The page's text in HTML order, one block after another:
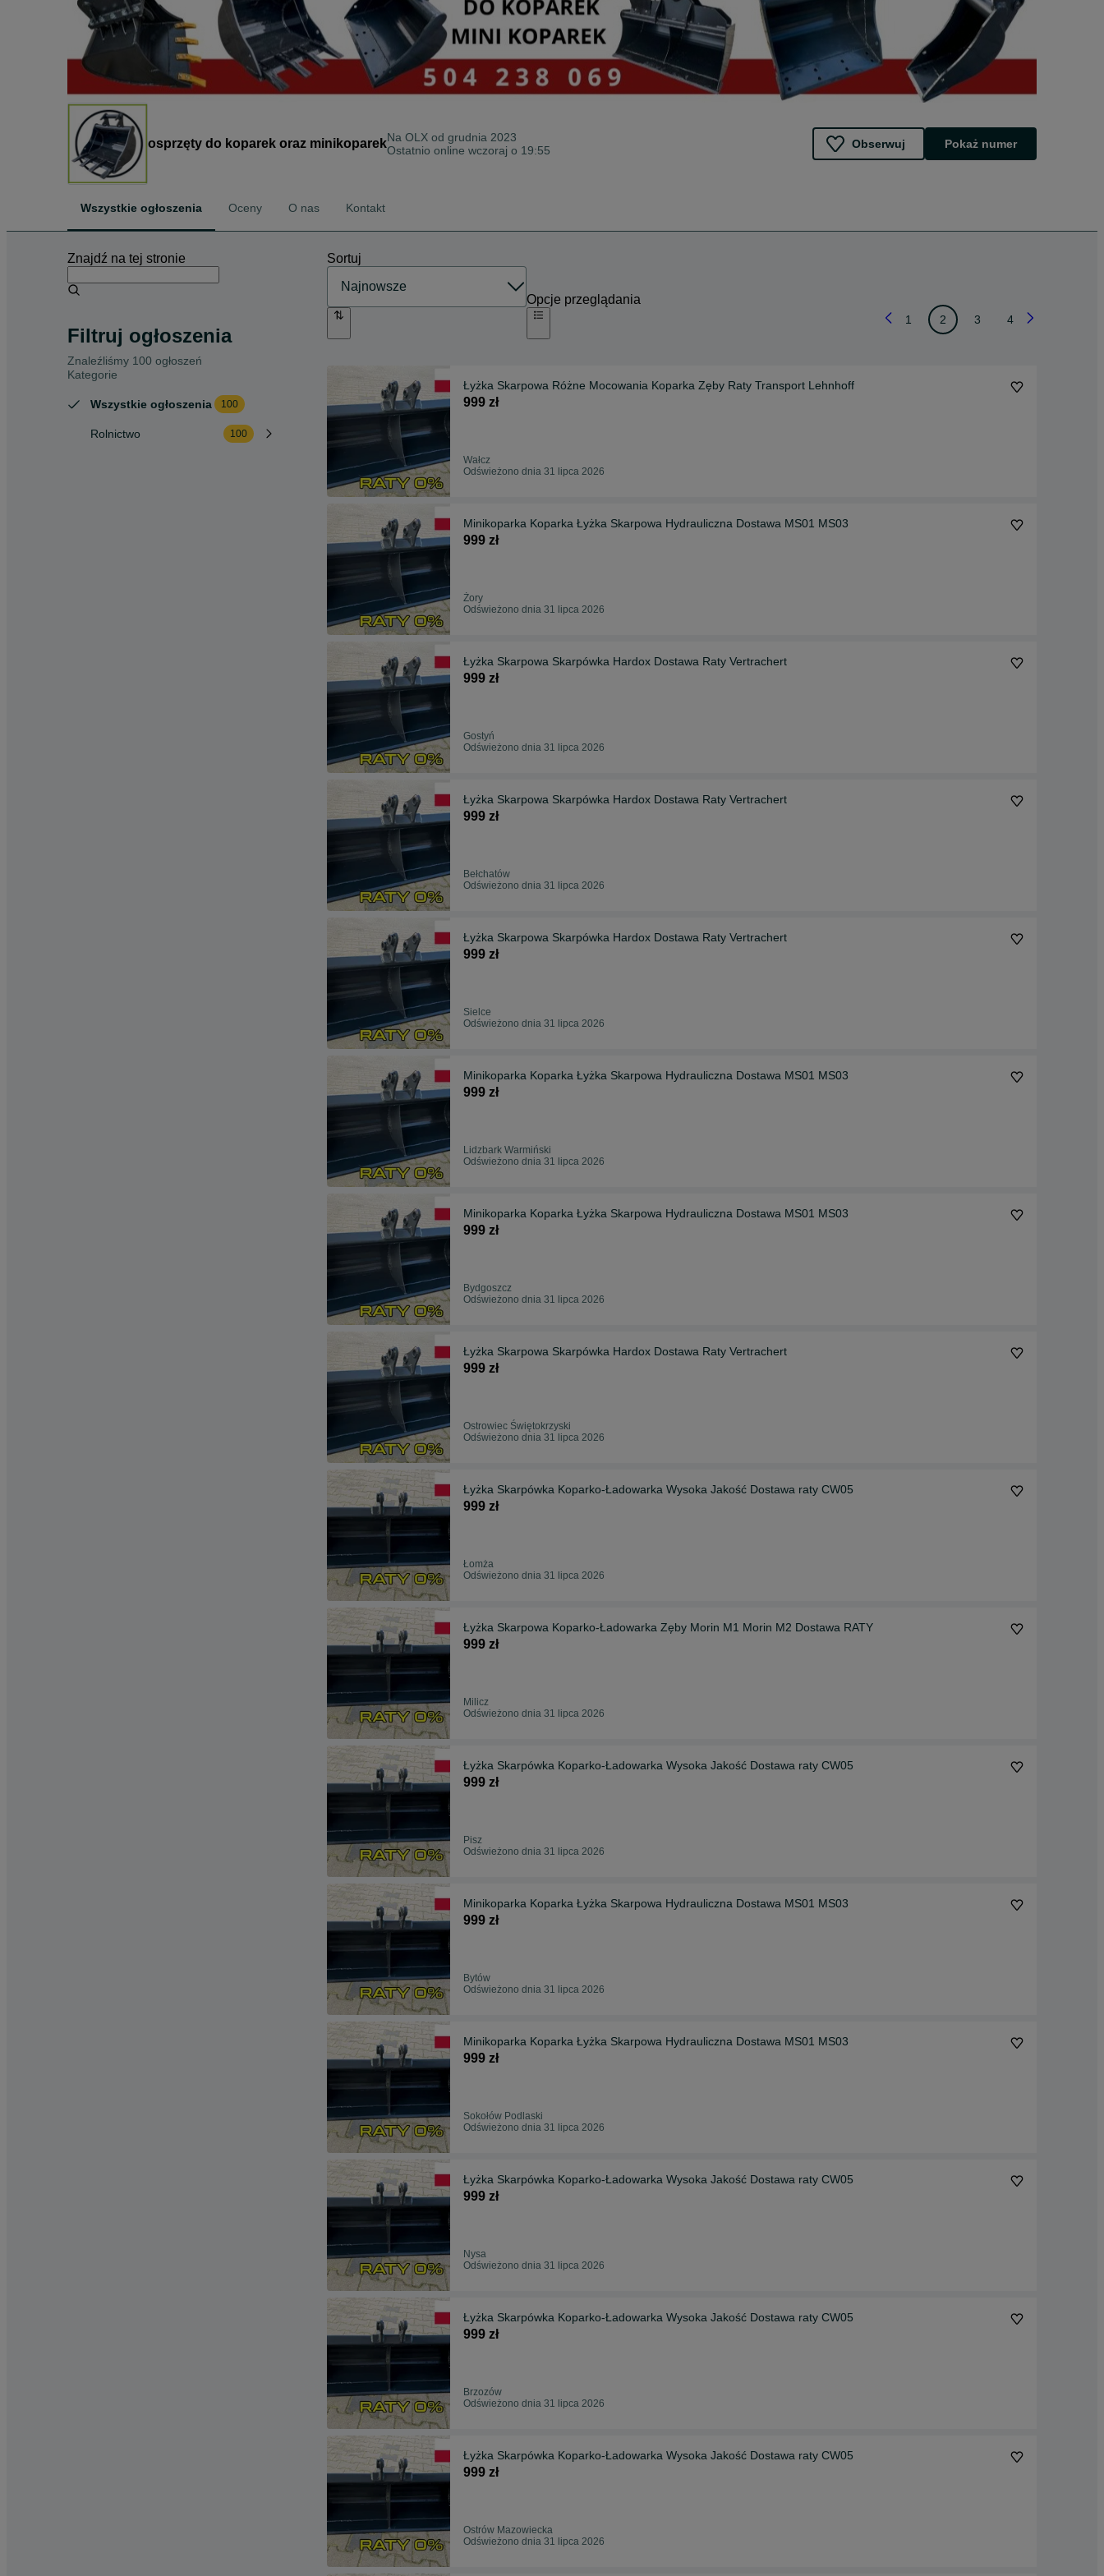
osprzęty do koparek oraz minikoparekNa OLX od grudnia 2023
Ostatnio online wczoraj o 19:55
Obserwuj Pokaż numer
Wszystkie ogłoszenia Oceny O nas Kontakt
Znajdź na tej stronie
Filtruj ogłoszenia
Znaleźliśmy 100 ogłoszeń
Kategorie
Wszystkie ogłoszenia 100
Rolnictwo 100
Sortuj
Opcje przeglądania
1 2 3 4
Łyżka Skarpowa Różne Mocowania Koparka Zęby Raty Transport Lehnhoff
999 zł
Wałcz
Odświeżono dnia 31 lipca 2026
Minikoparka Koparka Łyżka Skarpowa Hydrauliczna Dostawa MS01 MS03
999 zł
Żory
Odświeżono dnia 31 lipca 2026
Łyżka Skarpowa Skarpówka Hardox Dostawa Raty Vertrachert
999 zł
Gostyń
Odświeżono dnia 31 lipca 2026
Łyżka Skarpowa Skarpówka Hardox Dostawa Raty Vertrachert
999 zł
Bełchatów
Odświeżono dnia 31 lipca 2026
Łyżka Skarpowa Skarpówka Hardox Dostawa Raty Vertrachert
999 zł
Sielce
Odświeżono dnia 31 lipca 2026
Minikoparka Koparka Łyżka Skarpowa Hydrauliczna Dostawa MS01 MS03
999 zł
Lidzbark Warmiński
Odświeżono dnia 31 lipca 2026
Minikoparka Koparka Łyżka Skarpowa Hydrauliczna Dostawa MS01 MS03
999 zł
Bydgoszcz
Odświeżono dnia 31 lipca 2026
Łyżka Skarpowa Skarpówka Hardox Dostawa Raty Vertrachert
999 zł
Ostrowiec Świętokrzyski
Odświeżono dnia 31 lipca 2026
Łyżka Skarpówka Koparko-Ładowarka Wysoka Jakość Dostawa raty CW05
999 zł
Łomża
Odświeżono dnia 31 lipca 2026
Łyżka Skarpowa Koparko-Ładowarka Zęby Morin M1 Morin M2 Dostawa RATY
999 zł
Milicz
Odświeżono dnia 31 lipca 2026
Łyżka Skarpówka Koparko-Ładowarka Wysoka Jakość Dostawa raty CW05
999 zł
Pisz
Odświeżono dnia 31 lipca 2026
Minikoparka Koparka Łyżka Skarpowa Hydrauliczna Dostawa MS01 MS03
999 zł
Bytów
Odświeżono dnia 31 lipca 2026
Minikoparka Koparka Łyżka Skarpowa Hydrauliczna Dostawa MS01 MS03
999 zł
Sokołów Podlaski
Odświeżono dnia 31 lipca 2026
Łyżka Skarpówka Koparko-Ładowarka Wysoka Jakość Dostawa raty CW05
999 zł
Nysa
Odświeżono dnia 31 lipca 2026
Łyżka Skarpówka Koparko-Ładowarka Wysoka Jakość Dostawa raty CW05
999 zł
Brzozów
Odświeżono dnia 31 lipca 2026
Łyżka Skarpówka Koparko-Ładowarka Wysoka Jakość Dostawa raty CW05
999 zł
Ostrów Mazowiecka
Odświeżono dnia 31 lipca 2026